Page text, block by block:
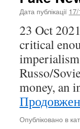
Дата публікації
23 Oct
critical
Russo/
money, an
Опубліковано в